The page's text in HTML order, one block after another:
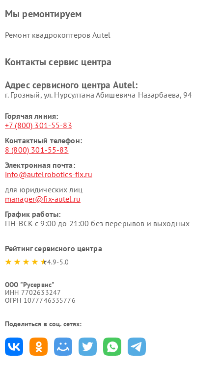
Мы ремонтируем
Ремонт квадрокоптеров Autel
Контакты сервис центра
Адрес сервисного центра Autel:
г. Грозный, ул. Нурсултана Абишевича Назарбаева, 94
Горячая линия:
+7 (800) 301-55-83
Контактный телефон:
8 (800) 301-55-83
Электронная почта:
info@autelrobotics-fix.ru
для юридических лиц
manager@fix-autel.ru
График работы:
ПН-ВСК с 9:00 до 21:00 без перерывов и выходных
Рейтинг сервисного центра
4.9-5.0
ООО "Русервис"
ИНН 7702633247
ОГРН 1077746335776
Поделиться в соц. сетях: